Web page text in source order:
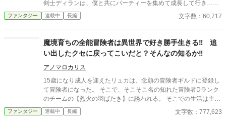
剣士ディランは、僕と共にパーティーを集めて成長して行き…
数々の魔王軍の配下を討伐して行き、なんと勇者の称号を得る事
になった。 するとディランは、勇者の称号を得てからというも
て行った。 それからと言うもの、調子付いた勇者ディランとパー
ティーメンバー達は、レベルの上がらないサポート役の僕を邪険
にし始めていき… 遂には、役立たずは不要と言って僕を追い出し
たのだった。 ……とまぁ、ここまでは良くある話。 僕が抜けた勇
者ディランとパーティーメンバー達は、その後も活躍し続けてい
き… 遂には、大魔王ドゥルガディスが収める魔大陸を攻略すると
言う話になっていた。 「おやおや…もう魔大陸に上陸すると言う
話になったのか、ならば…そろそろ僕の本来のスキルを発動する
としますか！」 それから数日後に、ディランとパーティーメンバ
ファンタジー 連載中 長編 文字数：60,717
魔境育ちの全能冒険者は異世界で好き勝手生きる‼︎ 追
い出したクセに戻ってこいだと？そんなの知るか‼︎
アノマロカリス
15歳になり成人を迎えたリュカは、念願の冒険者ギルドに登録し
て冒険者になった。 そこで、そこそこ名の知れた冒険者Dランク
のチームの【烈火の羽ばたき】に誘われる。 そこでの生活は主に
雑用ばかりで、冒険に行く時でも荷物持ちと管理しかさせて貰え
なかった。 それに雑用だけならと給料も安く、何度申請しても値
ファンタジー 連載中 長編 文字数：777,623